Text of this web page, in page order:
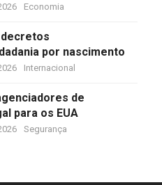
Economia
por nascimento
Internacional
de
para os EUA
Segurança